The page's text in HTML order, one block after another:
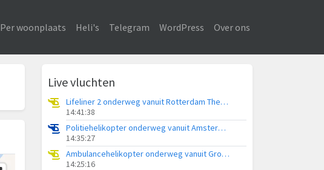
Per woonplaats Heli's Telegram WordPress Over ons
Live vluchten
Lifeliner 2 onderweg vanuit Rotterdam The Hague Airport
14:41:38
Politiehelikopter onderweg vanuit Amsterdam Vliegveld Schiphol
14:35:27
Ambulancehelikopter onderweg vanuit Groningen Airport Eelde
14:25:16